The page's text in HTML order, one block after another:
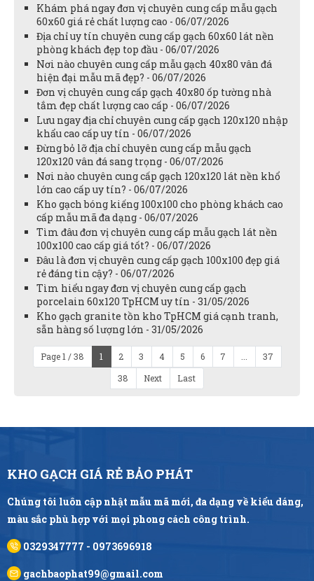
Khám phá ngay đơn vị chuyên cung cấp mẫu gạch
60x60 giá rẻ chất lượng cao - 06/07/2026
Địa chỉ uy tín chuyên cung cấp gạch 60x60 lát nền
phòng khách đẹp top đầu - 06/07/2026
Nơi nào chuyên cung cấp mẫu gạch 40x80 vân đá
hiện đại mẫu mã đẹp? - 06/07/2026
Đơn vị chuyên cung cấp gạch 40x80 ốp tường nhà
tắm đẹp chất lượng cao cấp - 06/07/2026
Lưu ngay địa chỉ chuyên cung cấp gạch 120x120 nhập
khẩu cao cấp uy tín - 06/07/2026
Đừng bỏ lỡ địa chỉ chuyên cung cấp mẫu gạch
120x120 vân đá sang trọng - 06/07/2026
Nơi nào chuyên cung cấp gạch 120x120 lát nền khổ
lớn cao cấp uy tín? - 06/07/2026
Kho gạch bóng kiếng 100x100 cho phòng khách cao
cấp mẫu mã đa dạng - 06/07/2026
Tìm đâu đơn vị chuyên cung cấp mẫu gạch lát nền
100x100 cao cấp giá tốt? - 06/07/2026
Đâu là đơn vị chuyên cung cấp gạch 100x100 đẹp giá
rẻ đáng tin cậy? - 06/07/2026
Tìm hiểu ngay đơn vị chuyên cung cấp gạch
porcelain 60x120 TpHCM uy tín - 31/05/2026
Kho gạch granite tồn kho TpHCM giá cạnh tranh,
sẵn hàng số lượng lớn - 31/05/2026
Page 1 / 38 1 2 3 4 5 6 7
37
38
Next Last
KHO GẠCH GIÁ RẺ BẢO PHÁT
Chúng tôi luôn cập nhật mẫu mã mới, đa dạng về kiểu dáng,
màu sắc phù hợp với mọi phong cách công trình.
0329347777 - 0973696918
gachbaophat99@gmail.com